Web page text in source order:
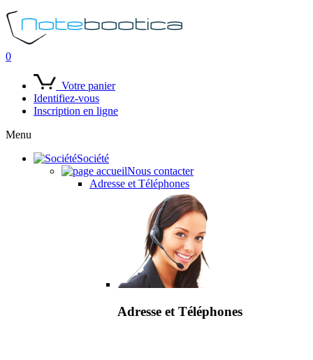
0
Votre panier
Identifiez-vous
Inscription en ligne
Menu
Société
Nous contacter
Adresse et Téléphones
Adresse et Téléphones